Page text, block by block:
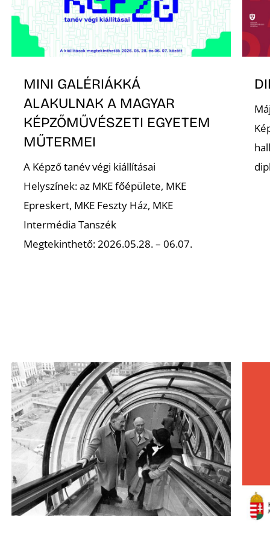
MINI GALÉRIÁKKÁ
ALAKULNAK A MAGYAR
KÉPZŐMŰVÉSZETI EGYETEM
MŰTERMEI
A Képző tanév végi kiállításai
Helyszínek: az MKE főépülete, MKE
Epreskert, MKE Feszty Ház, MKE
Intermédia Tanszék
Megtekinthető: 2026.05.28. – 06.07.